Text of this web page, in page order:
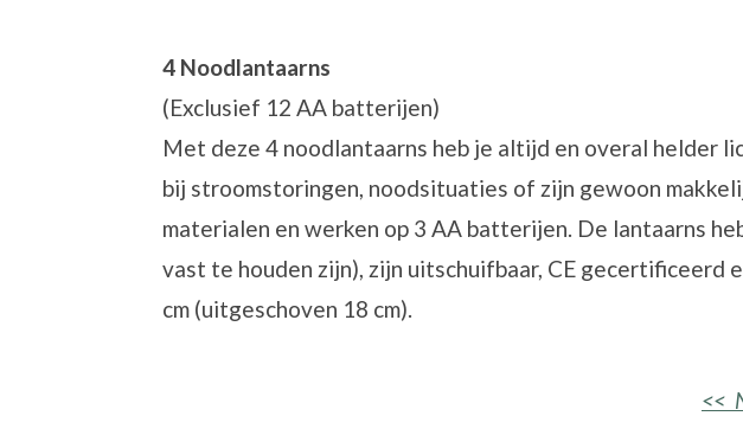
4 Noodlantaarns
(Exclusief 12 AA batterijen)
Met deze 4 noodlantaarns heb je altijd en overal helder
bij stroomstoringen, noodsituaties of zijn gewoon
materialen en werken op 3 AA batterijen. De lantaarns
vast te houden zijn), zijn uitschuifbaar, CE gecertificeerd
cm (uitgeschoven 18 cm).
<<